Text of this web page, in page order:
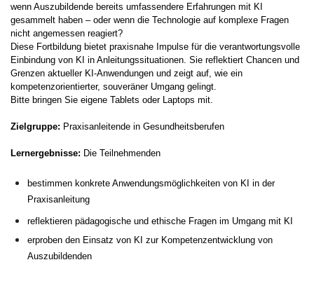
wenn Auszubildende bereits umfassendere Erfahrungen mit KI
gesammelt haben – oder wenn die Technologie auf komplexe Fragen
nicht angemessen reagiert?
Diese Fortbildung bietet praxisnahe Impulse für die verantwortungsvolle
Einbindung von KI in Anleitungssituationen. Sie reflektiert Chancen und
Grenzen aktueller KI-Anwendungen und zeigt auf, wie ein
kompetenzorientierter, souveräner Umgang gelingt.
Bitte bringen Sie eigene Tablets oder Laptops mit.
Zielgruppe: Praxisanleitende in Gesundheitsberufen
Lernergebnisse: Die Teilnehmenden
bestimmen konkrete Anwendungsmöglichkeiten von KI in der
Praxisanleitung
reflektieren pädagogische und ethische Fragen im Umgang mit KI
erproben den Einsatz von KI zur Kompetenzentwicklung von
Auszubildenden